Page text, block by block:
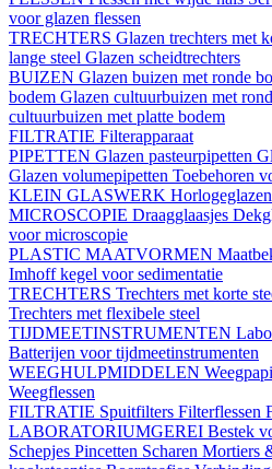
voor glazen flessen
TRECHTERS Glazen trechters met
lange steel Glazen scheidtrechters
BUIZEN Glazen buizen met ronde
bodem Glazen cultuurbuizen met
cultuurbuizen met platte bodem
FILTRATIE Filterapparaat
PIPETTEN Glazen pasteurpipetten
Glazen volumepipetten Toebehoren
KLEIN GLASWERK Horlogeglazen
MICROSCOPIE Draagglaasjes
voor microscopie
PLASTIC MAATVORMEN
Imhoff kegel voor sedimentatie
TRECHTERS Trechters met korte
Trechters met flexibele steel
TIJDMEETINSTRUMENTEN
Batterijen voor tijdmeetinstrumenten
WEEGHULPMIDDELEN
Weegflessen
FILTRATIE Spuitfilters Filterflessen
LABORATORIUMGEREI Bestek
Schepjes Pincetten Scharen Mortiers